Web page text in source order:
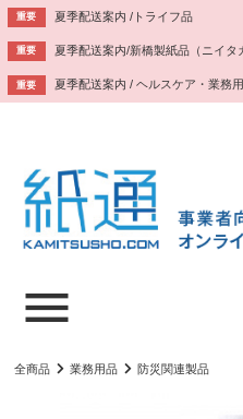
重要 夏季配送案内 /トライフ品
重要 夏季配送案内/新橋製紙品（ニイタ
重要 夏季配送案内 / ヘルスケア・業務
全商品 業務用品 防災関連製品